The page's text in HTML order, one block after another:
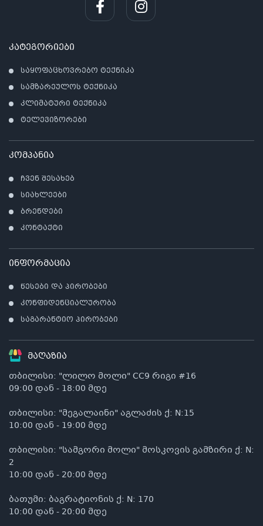
კატეგორიები
საყოფაცხოვრებო ტექნიკა
სამზარეულოს ტექნიკა
კლიმატური ტექნიკა
ტელევიზორები
კომპანია
ჩვენ შესახებ
სიახლეები
ბრენდები
კონტაქტი
ინფორმაცია
წესები და პირობები
კონფიდენციალურობა
საგარანტიო პირობები
მაღაზია
თბილისი: "ლილო მოლი" CC9 რიგი #16
09:00 დან - 18:00 მდე
თბილისი: "მეგალაინი" აგლაძის ქ: N:15
10:00 დან - 19:00 მდე
თბილისი: "სამგორი მოლი" მოსკოვის გამზირი ქ: N:
2
10:00 დან - 20:00 მდე
ბათუმი: ბაგრატიონის ქ: N: 170
10:00 დან - 20:00 მდე